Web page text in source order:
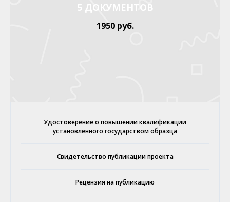
5 ДОКУМЕНТОВ
1950 руб.
Удостоверение о повышении квалификации
установленного государством образца
Свидетельство публикации проекта
Рецензия на публикацию